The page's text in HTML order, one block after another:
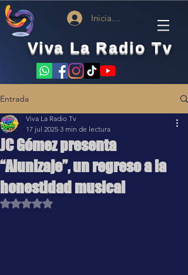
Viva La Radio Tv
Iniciar sesión
Entrada
JC Gómez presenta
“Alunizaje”, un regreso a la
honestidad musical
Viva La Radio Tv
17 jul 2025 3 min de lectura
Obtuvo NaN de 5 estrellas.